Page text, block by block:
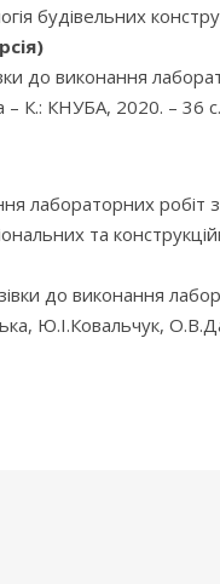
будівельних
до виконання
– К.: КНУБА, 2020. – 36 с.
лабораторних робіт
та
до виконання
Ю.І.Ковальчук,